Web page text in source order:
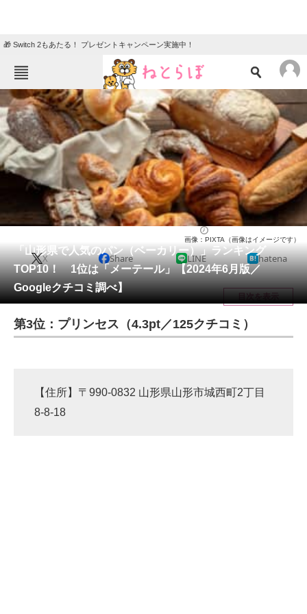
🎁 Switch 2もあたる！ プレゼントキャンペーン実施中！
ねとらぼメニュー
TOP ニュース
エンタメ クイズ
グルメ 地域
教育・育児
動物 リサーチ
会員記事
メディア
注目記事を集めた総合ページ
ITの今と未来を見通す
進化するPCとデバイスの未来
「山形県で人気のパン（ベーカリー）」ランキング
TOP10！ 1位は「メーテール」【2024年6月版／
Googleクチコミ調べ】
画像：PIXTA（画像はイメージです）
X Share LINE hatena
目次を表示
第3位：プリンセス（4.3pt／125クチコミ）
【住所】〒990-0832 山形県山形市城西町2丁目
8-8-18